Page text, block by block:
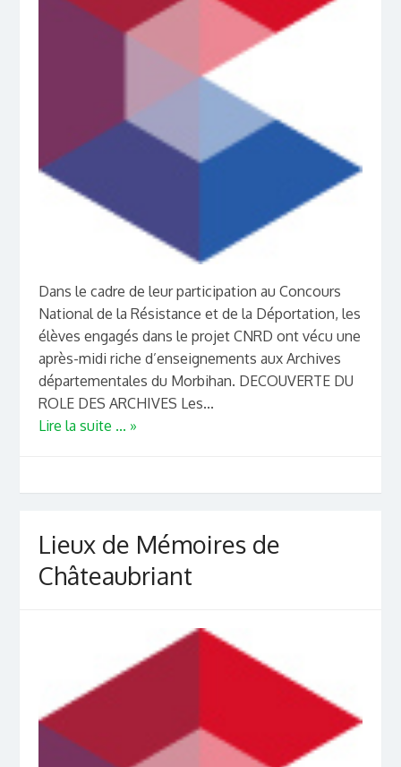
Dans le cadre de leur participation au Concours
National de la Résistance et de la Déportation, les
élèves engagés dans le projet CNRD ont vécu une
après-midi riche d’enseignements aux Archives
départementales du Morbihan. DECOUVERTE DU
ROLE DES ARCHIVES Les...
Lire la suite ... »
Lieux de Mémoires de
Châteaubriant